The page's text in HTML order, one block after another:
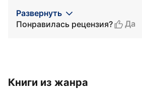
Развернуть
Понравилась рецензия?
Да
Книги из жанра